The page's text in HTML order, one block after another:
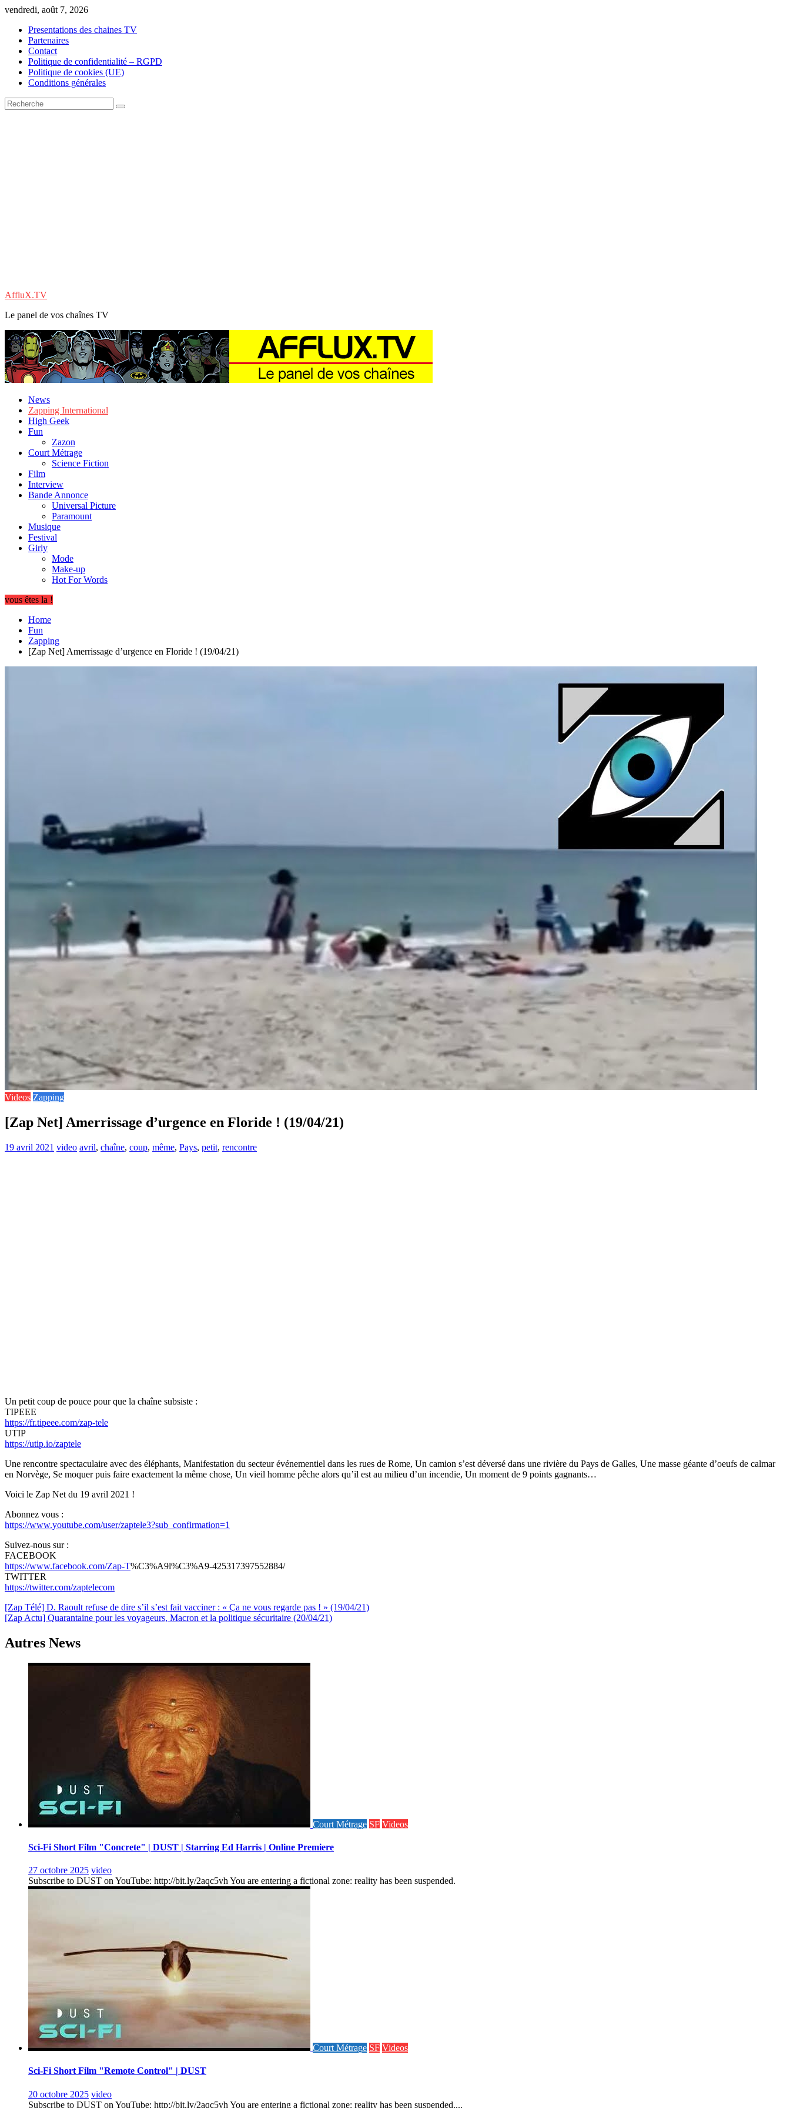
Skip
content
vendredi, août 7, 2026
Presentations des chaines TV
Partenaires
Contact
Politique de confidentialité – RGPD
Politique de cookies (UE)
Conditions générales
AffluX.TV
Le panel de vos chaînes TV
News
Zapping International
High Geek
Fun
Zazon
Court Métrage
Science Fiction
Film
Interview
Bande Annonce
Universal Picture
Paramount
Musique
Festival
Girly
Mode
Make-up
Hot For Words
vous êtes la !
Home
Fun
Zapping
[Zap Net] Amerrissage d’urgence en Floride ! (19/04/21)
Videos Zapping
[Zap Net] Amerrissage d’urgence en Floride ! (19/04/21)
19 avril 2021 video avril, chaîne, coup, même, Pays, petit, rencontre
Un petit coup de pouce pour que la chaîne subsiste :
TIPEEE
https://fr.tipeee.com/zap-tele
UTIP
https://utip.io/zaptele
Une rencontre spectaculaire avec des éléphants, Manifestation du secteur événementiel dans les rues de Rome, Un camion s’est déversé dans une rivière du Pays de Galles, Une masse géante d’oeufs de calmar
en Norvège, Se moquer puis faire exactement la même chose, Un vieil homme pêche alors qu’il est au milieu d’un incendie, Un moment de 9 points gagnants…
Voici le Zap Net du 19 avril 2021 !
Abonnez vous :
https://www.youtube.com/user/zaptele3?sub_confirmation=1
Suivez-nous sur :
FACEBOOK
https://www.facebook.com/Zap-T%C3%A9l%C3%A9-425317397552884/
TWITTER
https://twitter.com/zaptelecom
Navigation
de
l’article
[Zap Télé] D. Raoult refuse de dire s’il s’est fait vacciner : « Ça ne vous regarde pas ! » (19/04/21)
[Zap Actu] Quarantaine pour les voyageurs, Macron et la politique sécuritaire (20/04/21)
Autres News
Court Métrage SF Videos
Sci-Fi Short Film "Concrete" | DUST | Starring Ed Harris | Online Premiere
27 octobre 2025 video
Subscribe to DUST on YouTube: http://bit.ly/2aqc5vh You are entering a fictional zone: reality has been suspended.
Court Métrage SF Videos
Sci-Fi Short Film "Remote Control" | DUST
20 octobre 2025 video
Subscribe to DUST on YouTube: http://bit.ly/2aqc5vh You are entering a fictional zone: reality has been suspended....